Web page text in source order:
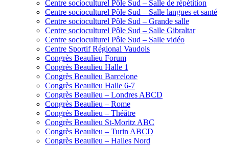
Centre socioculturel Pôle Sud – Salle de répétition
Centre socioculturel Pôle Sud – Salle langues et santé
Centre socioculturel Pôle Sud – Grande salle
Centre socioculturel Pôle Sud – Salle Gibraltar
Centre socioculturel Pôle Sud – Salle vidéo
Centre Sportif Régional Vaudois
Congrès Beaulieu Forum
Congrès Beaulieu Halle 1
Congrès Beaulieu Barcelone
Congrès Beaulieu Halle 6-7
Congrès Beaulieu – Londres ABCD
Congrès Beaulieu – Rome
Congrès Beaulieu – Théâtre
Congrès Beaulieu St-Moritz ABC
Congrès Beaulieu – Turin ABCD
Congrès Beaulieu – Halles Nord